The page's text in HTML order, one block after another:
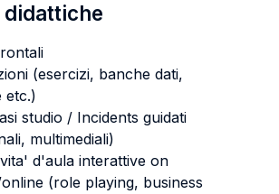
(esercizi, banche dati,
etc.)
studio / Incidents guidati
multimediali)
d'aula interattive on
(role playing, business